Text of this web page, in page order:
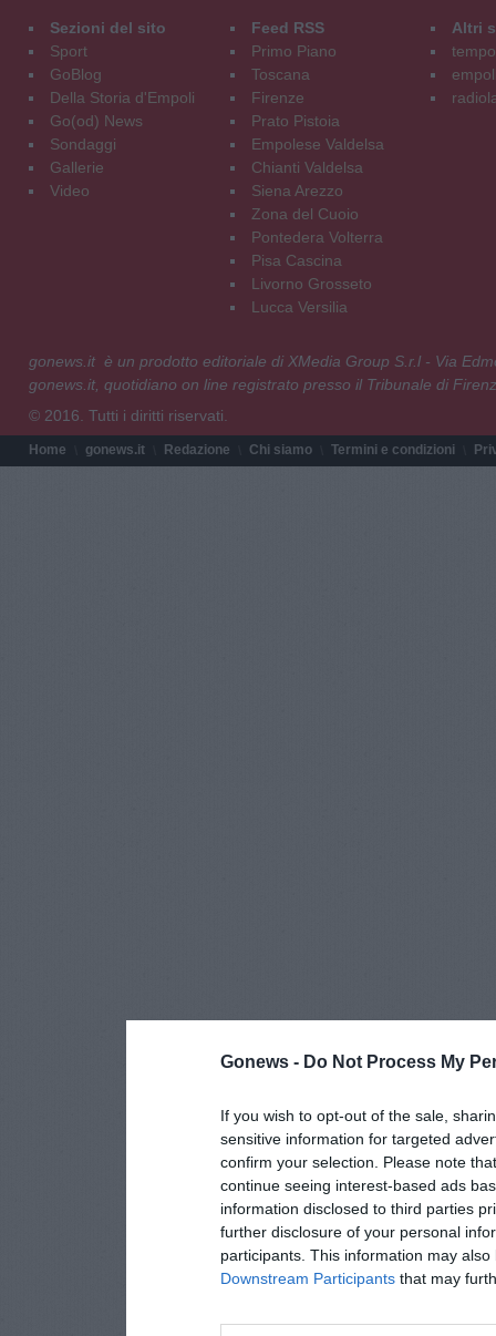
Gonews - Do Not Process My
If you wish to opt-out of the sale,
sensitive information for targeted
confirm your selection. Please note
continue seeing interest-based ads
information disclosed to third parties
further disclosure of your personal
participants. This information may
Downstream Participants that may
Sezioni del sito
Sport
GoBlog
Della Storia d'Empoli
Go(od) News
Sondaggi
Gallerie
Video
Feed RSS
Primo Piano
Toscana
Firenze
Prato Pistoia
Empolese Valdelsa
Chianti Valdelsa
Siena Arezzo
Zona del Cuoio
Pontedera Volterra
Pisa Cascina
Livorno Grosseto
Lucca Versilia
Altri
gonews.it è un prodotto editoriale di XMedia Group S.r.l - Via
gonews.it, quotidiano on line registrato presso il Tribunale di
© 2016. Tutti i diritti riservati.
Home gonews.it Redazione Chi siamo Termini e condizioni